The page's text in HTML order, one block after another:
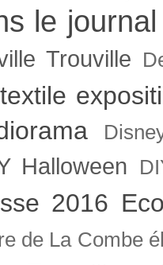
le journal
Trouville
Halloween
2016
de La Combe